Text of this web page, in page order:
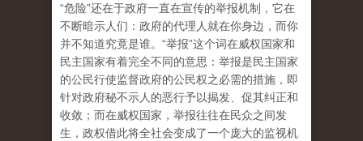
“危险”还在于政府一直在宣传的举报机制，它在
不断暗示人们：政府的代理人就在你身边，而你
并不知道究竟是谁。“举报”这个词在威权国家和
民主国家有着完全不同的意思：举报是民主国家
的公民行使监督政府的公民权之必需的措施，即
针对政府秘不示人的恶行予以揭发、促其纠正和
收敛；而在威权国家，举报往往在民众之间发
生，政权借此将全社会变成了一个庞大的监视机